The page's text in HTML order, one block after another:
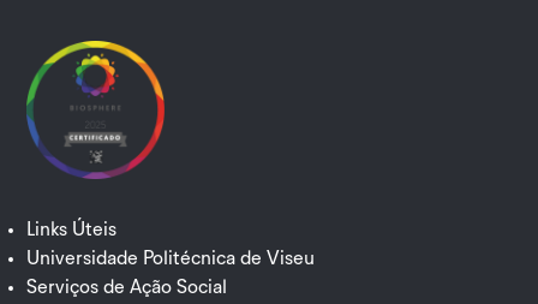
Links Úteis
Universidade Politécnica de Viseu
Serviços de Ação Social